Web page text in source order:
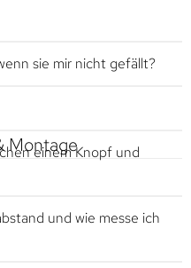
sie mir nicht gefällt?
Montage
einem Knopf und
und wie messe ich